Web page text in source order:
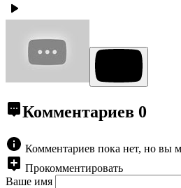
Комментариев 0
Комментариев пока нет, но вы
Прокомментировать
Ваше имя